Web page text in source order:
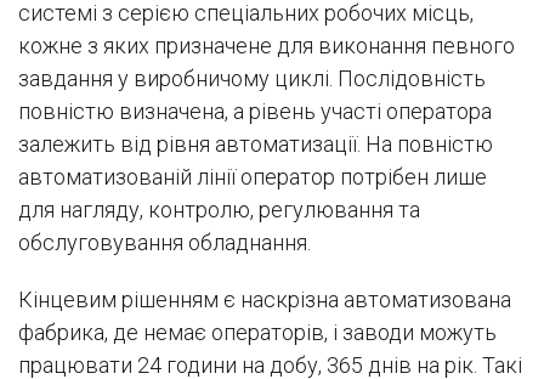
системі з серією спеціальних робочих місць,
кожне з яких призначене для виконання певного
завдання у виробничому циклі. Послідовність
повністю визначена, а рівень участі оператора
залежить від рівня автоматизації. На повністю
автоматизованій лінії оператор потрібен лише
для нагляду, контролю, регулювання та
обслуговування обладнання.
Кінцевим рішенням є наскрізна автоматизована
фабрика, де немає операторів, і заводи можуть
працювати 24 години на добу, 365 днів на рік. Такі